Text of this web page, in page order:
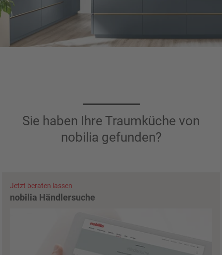
Sie haben Ihre Traumküche von
nobilia gefunden?
Jetzt beraten lassen
nobilia Händlersuche